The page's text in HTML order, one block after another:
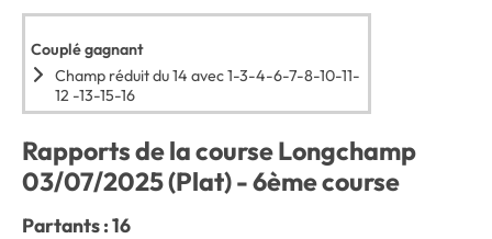
Couplé gagnant
Champ réduit du 14 avec 1-3-4-6-7-8-10-11-
12 -13-15-16
Rapports de la course Longchamp
03/07/2025 (Plat) - 6ème course
Partants : 16